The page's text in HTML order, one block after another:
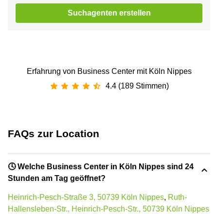
Suchagenten erstellen
Erfahrung von Business Center mit Köln Nippes
4.4 (189 Stimmen)
FAQs zur Location
🕓 Welche Business Center in Köln Nippes sind 24
Stunden am Tag geöffnet?
Heinrich-Pesch-Straße 3, 50739 Köln Nippes, Ruth-
Hallensleben-Str., Heinrich-Pesch-Str., 50739 Köln Nippes